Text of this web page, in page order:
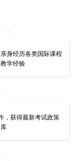
身经历各类国际课程
学经验
，获得最新考试政策